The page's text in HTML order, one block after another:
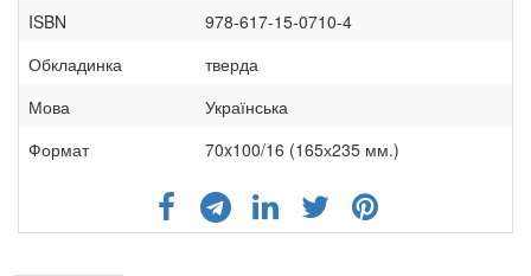
ISBN
978-617-15-0710-4
Обкладинка
тверда
Мова
Українська
Формат
70x100/16 (165х235 мм.)